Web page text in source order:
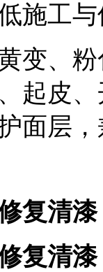
施工
变、
起皮
面层
复清漆
复清